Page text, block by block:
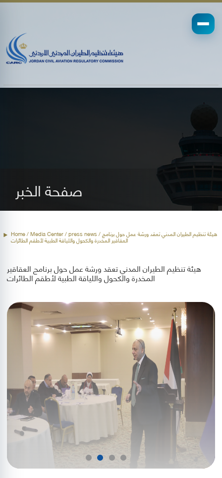
صفحة الخبر
Home/ Media Center /press news / هيئة تنظيم الطيران المدني تعقد ورشة عمل حول برنامج
العقاقير المخدرة والكحول واللياقة الطبية لأطقم الطائرات
هيئة تنظيم الطيران المدني تعقد ورشة عمل حول برنامج العقاقير
المخدرة والكحول واللياقة الطبية لأطقم الطائرات